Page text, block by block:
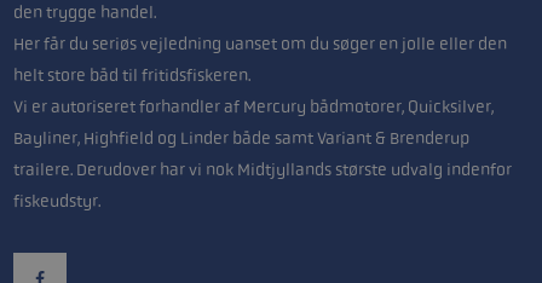
den trygge handel.
Her får du seriøs vejledning uanset om du søger en jolle eller den
helt store båd til fritidsfiskeren.
Vi er autoriseret forhandler af Mercury bådmotorer, Quicksilver,
Bayliner, Highfield og Linder både samt Variant & Brenderup
trailere. Derudover har vi nok Midtjyllands største udvalg indenfor
fiskeudstyr.